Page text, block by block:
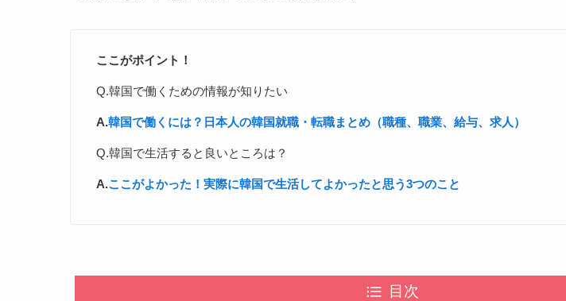
ここがポイント！
Q.韓国で働くための情報が知りたい
A.韓国で働くには？日本人の韓国就職・転職まとめ（職種、職業、給与、求人）
Q.韓国で生活すると良いところは？
A.ここがよかった！実際に韓国で生活してよかったと思う3つのこと
目次